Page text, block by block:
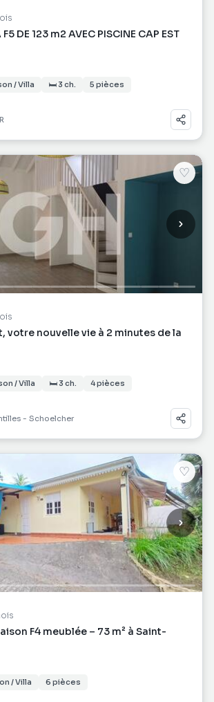
DE 123 m2 AVEC PISCINE CAP EST
/ Villa 🛏 3 ch. 5 pièces
♡
votre nouvelle vie à 2 minutes de la
/ Villa 🛏 3 ch. 4 pièces
- Schoelcher
♡
F4 meublée – 73 m² à Saint-
/ Villa 6 pièces